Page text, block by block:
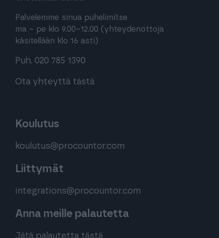
Palvelemme sinua puhelimitse
ma – pe klo 9.00–12.00 (yhteydenottoja
käsitellään klo 16 asti)
Puh. 020 785 1390
Ota yhteyttä tästä
Koulutus
koulutus@procountor.com
Liittymät
integrations@procountor.com
Anna meille palautetta
Jätä palautetta tästä